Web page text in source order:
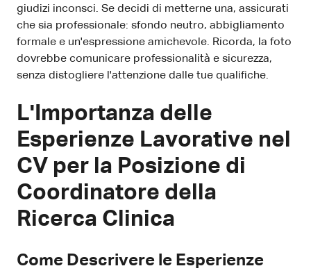
giudizi inconsci. Se decidi di metterne una, assicurati
che sia professionale: sfondo neutro, abbigliamento
formale e un'espressione amichevole. Ricorda, la foto
dovrebbe comunicare professionalità e sicurezza,
senza distogliere l'attenzione dalle tue qualifiche.
L'Importanza delle
Esperienze Lavorative nel
CV per la Posizione di
Coordinatore della
Ricerca Clinica
Come Descrivere le Esperienze